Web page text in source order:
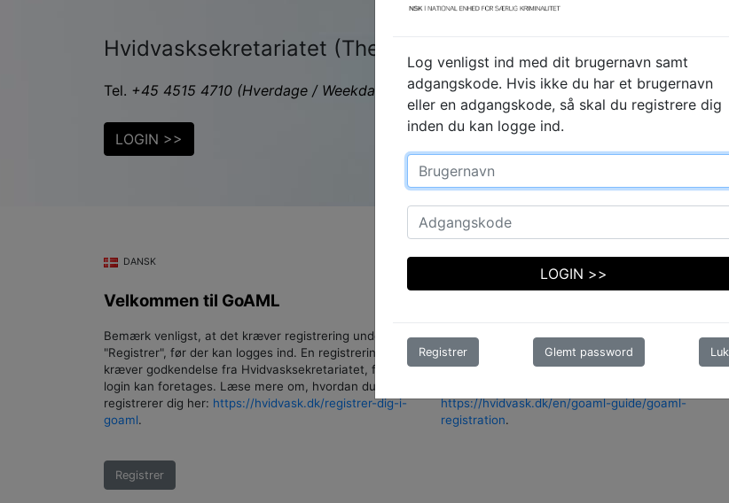
Hvidvasksekretariatet (The Danish Financial Intelligence Unit)
Tel. +45 4515 4710 (Hverdage / Weekdays 12-14)|www.hvidvask.dk
LOGIN >>
DANSK
Velkommen til GoAML
Bemærk venligst, at det kræver registrering under
"Registrer", før der kan logges ind. En registrering
kræver godkendelse fra Hvidvasksekretariatet, førend
login kan foretages. Læse mere om, hvordan du
registrerer dig her: https://hvidvask.dk/registrer-dig-i-
goaml.
Registrer
Please note that you first need to register as a
reporting entity under "Register". Once your
registration is approved, you can log in with your
https://hvidvask.dk/en/goaml-guide/goaml-
registration.
Log venligst ind med dit brugernavn samt
adgangskode. Hvis ikke du har et brugernavn
eller en adgangskode, så skal du registrere dig
inden du kan logge ind.
LOGIN >>
Registrer Glemt password Luk